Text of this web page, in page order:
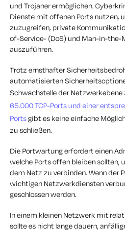
und Trojaner ermöglichen.
Dienste mit offenen Ports nutzen,
zuzugreifen, private
of-Service- (DoS) und Man-in-
auszuführen.
Trotz ernsthafter
automatisierten
Schwachstelle der Netzwerkebene
65.000 TCP-Ports und einer
Portsgibt es keine einfache
zu schließen.
Die Portwartung erfordert einen
welche Ports offen bleiben sollten,
dem Netz zu verbinden. Wenn der
wichtigen Netzwerkdiensten
geschlossen werden.
In einem kleinen Netzwerk mit
sollte es nicht lange dauern,